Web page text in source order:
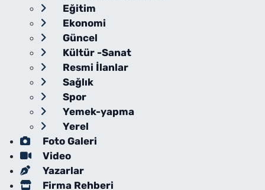
Eğitim
Ekonomi
Güncel
Kültür -Sanat
Resmi İlanlar
Sağlık
Spor
Yemek-yapma
Yerel
Foto Galeri
Video
Yazarlar
Firma Rehberi